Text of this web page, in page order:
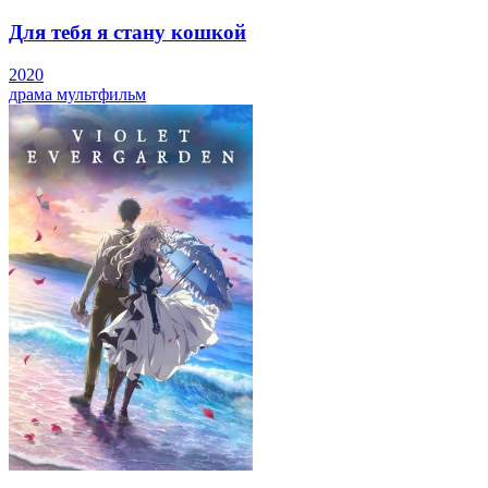
Для тебя я стану кошкой
2020
драма мультфильм